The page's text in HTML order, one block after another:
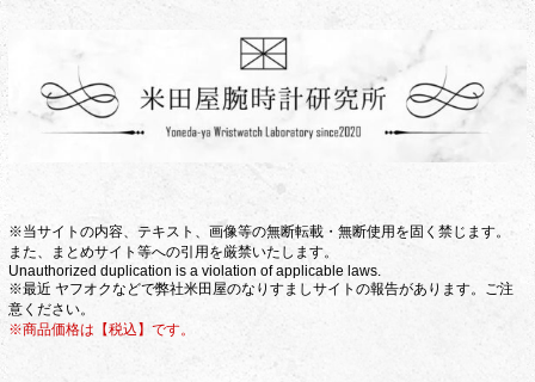
※当サイトの内容、テキスト、画像等の無断転載・無断使用を固く禁じます。
また、まとめサイト等への引用を厳禁いたします。
Unauthorized duplication is a violation of applicable laws.
※最近 ヤフオクなどで弊社米田屋のなりすましサイトの報告があります。ご注
意ください。
※商品価格は【税込】です。